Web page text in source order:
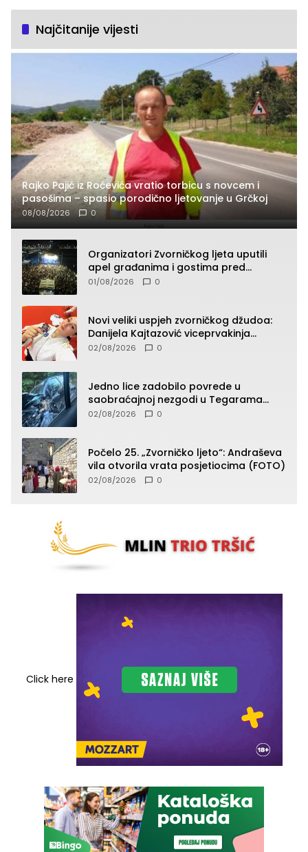
Najčitanije vijesti
Rajko Pajić iz Roćevića vratio torbicu s novcem i
pasošima – spasio porodično ljetovanje u Grčkoj
08/08/2026 0
Organizatori Zvorničkog ljeta uputili
apel građanima i gostima pred
početak koncertnog programa
01/08/2026 0
Novi veliki uspjeh zvorničkog džudoa:
Danijela Kajtazović viceprvakinja
Balkana u seniorskoj konkurenciji
02/08/2026 0
Jedno lice zadobilo povrede u
saobraćajnoj nezgodi u Tegarama
(FOTO)
02/08/2026 0
Počelo 25. „Zvorničko ljeto“: Andraševa
vila otvorila vrata posjetiocima (FOTO)
02/08/2026 0
Click here